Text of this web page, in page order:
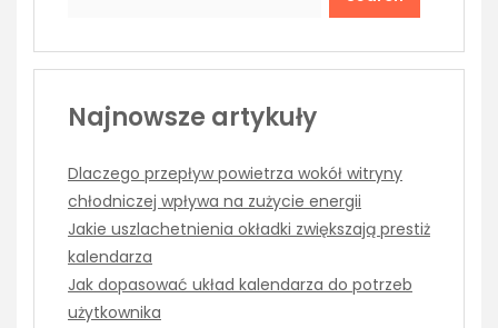
Najnowsze artykuły
Dlaczego przepływ powietrza wokół witryny
chłodniczej wpływa na zużycie energii
Jakie uszlachetnienia okładki zwiększają prestiż
kalendarza
Jak dopasować układ kalendarza do potrzeb
użytkownika